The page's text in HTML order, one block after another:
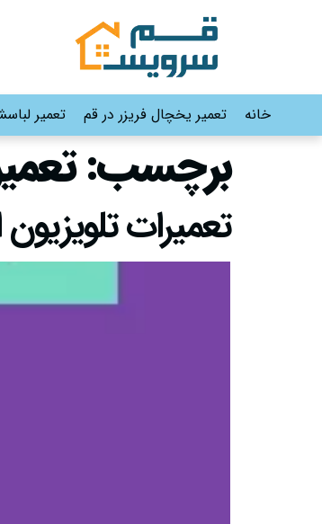
خانه تعمیر یخچال فریزر در قم تعمیر
برچسب:
تعمیرات تلویزیون